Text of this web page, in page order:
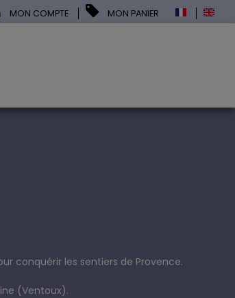
MON COMPTE MON PANIER
conquérir les sentiers de Provence.
(Ventoux).